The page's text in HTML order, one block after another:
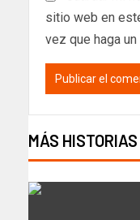
sitio web en
vez que haga
MÁS HISTORIAS